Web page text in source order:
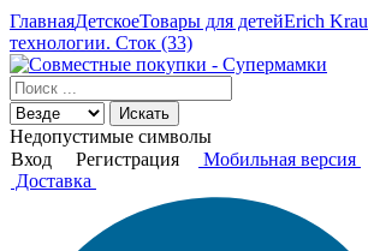
ГлавнаяДетскоеТовары для детейErich
технологии. Сток (33)
Искать
Недопустимые символы
Вход
Регистрация
Мобильная версия
Доставка